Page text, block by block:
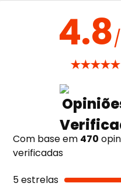
4.8
★★★★★
Com base em 470
verificadas
5 estrelas